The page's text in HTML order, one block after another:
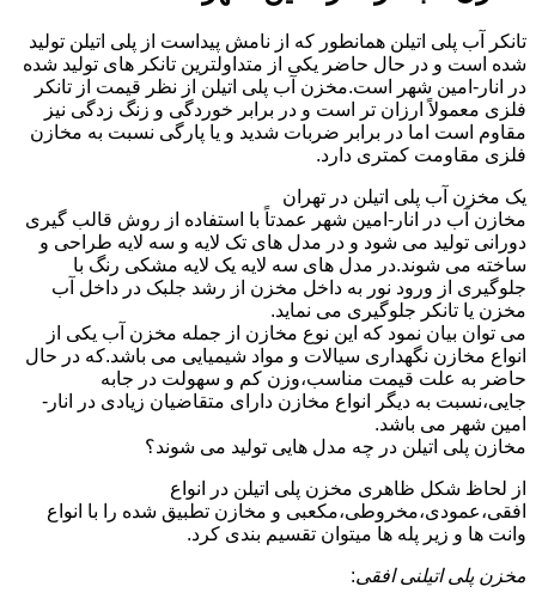
تانکر آب پلی اتیلن همانطور که از نامش پیداست از پلی اتیلن تولید
شده است و در حال حاضر یکی از متداولترین تانکر های تولید شده
در انار-امین شهر است.مخزن آب پلی اتیلن از نظر قیمت از تانکر
فلزی معمولاً ارزان تر است و در برابر خوردگی و زنگ زدگی نیز
مقاوم است اما در برابر ضربات شدید و یا پارگی نسبت به مخازن
فلزی مقاومت کمتری دارد.
یک مخزن آب پلی اتیلن در تهران
مخازن آب در انار-امین شهر عمدتاً با استفاده از روش قالب گیری
دورانی تولید می شود و در مدل های تک لایه و سه لایه طراحی و
ساخته می شوند.در مدل های سه لایه یک لایه مشکی رنگ با
جلوگیری از ورود نور به داخل مخزن از رشد جلبک در داخل آب
مخزن یا تانکر جلوگیری می نماید.
می توان بیان نمود که این نوع مخازن از جمله مخزن آب یکی از
انواع مخازن نگهداری سیالات و مواد شیمیایی می باشد.که در حال
حاضر به علت قیمت مناسب،وزن کم و سهولت در جابه
جایی،نسبت به دیگر انواع مخازن دارای متقاضیان زیادی در انار-
امین شهر می باشد.
مخازن پلی اتیلن در چه مدل هایی تولید می شوند؟
از لحاظ شکل ظاهری مخزن پلی اتیلن در انواع
افقی،عمودی،مخروطی،مکعبی و مخازن تطبیق شده را با انواع
وانت ها و زیر پله ها میتوان تقسیم بندی کرد.
مخزن پلی اتیلنی افقی: